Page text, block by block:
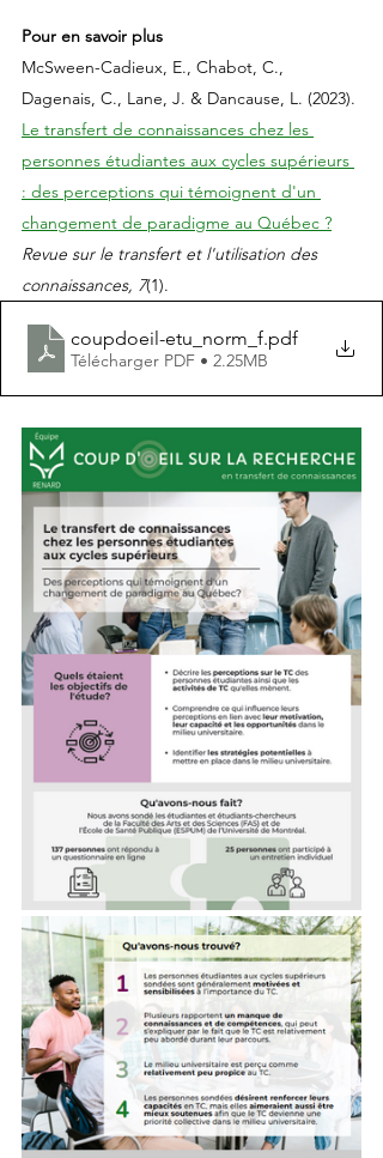
Pour en savoir plus
McSween-Cadieux, E., Chabot, C.,
Dagenais, C., Lane, J. & Dancause, L. (2023).
Le transfert de connaissances chez les
personnes étudiantes aux cycles supérieurs
: des perceptions qui témoignent d'un
changement de paradigme au Québec ?
Revue sur le transfert et l'utilisation des
connaissances, 7(1).
coupdoeil-etu_norm_f.pdf
Télécharger PDF • 2.25MB